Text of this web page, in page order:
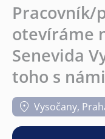
Pracovník/
otevíráme
Senevida
toho s
Vysočany,